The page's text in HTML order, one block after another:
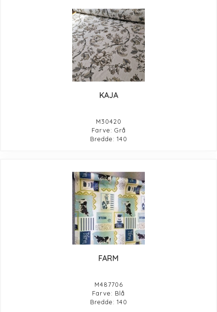
KAJA
M30420
Farve: Grå
Bredde: 140
FARM
M487706
Farve: Blå
Bredde: 140